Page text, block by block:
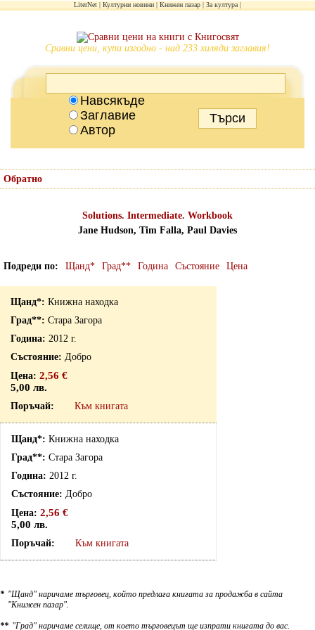
LiterNet Културни новини Книжен пазар За култура
Сравни цени, купи изгодно - над 233 хиляди заглавия!
Навсякъде
Заглавие
Автор
Обратно
Solutions. Intermediate. Workbook
Jane Hudson, Tim Falla, Paul Davies
Подреди по Щанд* Град** Година Състояние Цена
Книжна находка
Стара Загора
2012 г.
Добро
2,56 €
5,00 лв.
Към книгата
Книжна находка
Стара Загора
2012 г.
Добро
2,56 €
5,00 лв.
Към книгата
* "Щанд" наричаме търговец, който предлага книгата за продажба в сайта
"Книжен пазар".
** "Град" наричаме селище, от което търговецът ще изпрати книгата до вас.